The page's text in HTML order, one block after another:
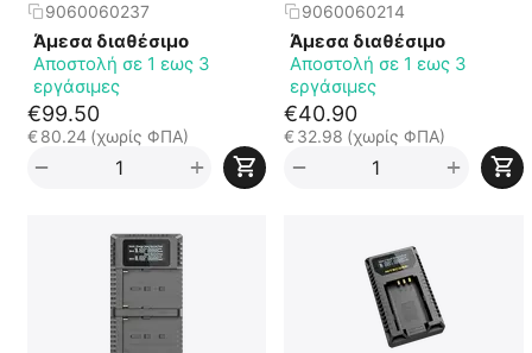
9060060237
Άμεσα διαθέσιμο
Αποστολή σε 1 εως 3
εργάσιμες
€99.50
€ 80.24 (χωρίς ΦΠΑ)
+
−
9060060214
Άμεσα διαθέσιμο
Αποστολή σε 1 εως 3
εργάσιμες
€40.90
€32.98 (χωρίς ΦΠΑ)
+
−